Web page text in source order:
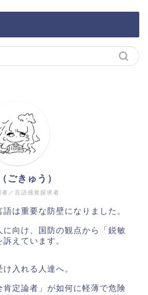
者／言語感覚探求者
ごきゅう）
は重要な防壁になりました。
向け、国防の観点から「鋭敏
えています。
入れる人達へ。
肯定論者」が如何に軽薄で危険